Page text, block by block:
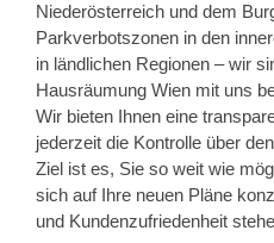
Niederösterreich und dem
Parkverbotszonen in den
in ländlichen Regionen – wir
Hausräumung Wien mit uns
Wir bieten Ihnen eine
jederzeit die Kontrolle über
Ziel ist es, Sie so weit wie
sich auf Ihre neuen Pläne
und Kundenzufriedenheit